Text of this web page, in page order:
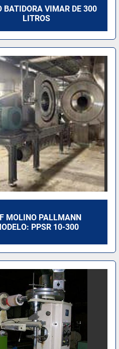
BATIDORA VIMAR DE 300
LITROS
MOLINO PALLMANN
PPSR 10-300